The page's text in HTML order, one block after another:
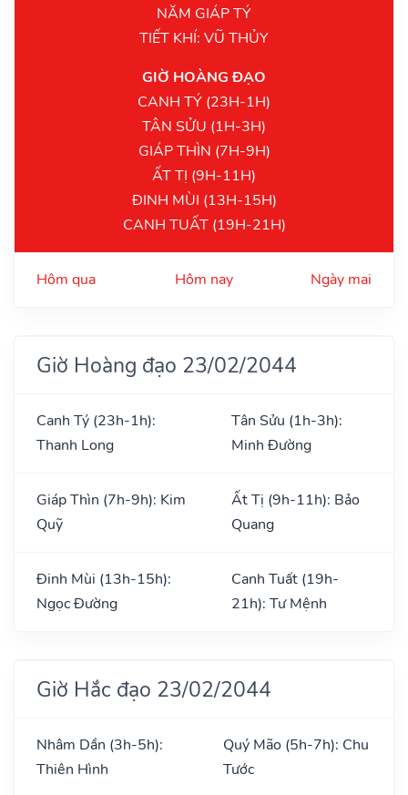
NĂM GIÁP TÝ
TIẾT KHÍ: VŨ THỦY
GIỜ HOÀNG ĐẠO
CANH TÝ (23H-1H)
TÂN SỬU (1H-3H)
GIÁP THÌN (7H-9H)
ẤT TỊ (9H-11H)
ĐINH MÙI (13H-15H)
CANH TUẤT (19H-21H)
Hôm qua Hôm nay Ngày mai
Giờ Hoàng đạo 23/02/2044
Canh Tý (23h-1h):
Thanh Long
Tân Sửu (1h-3h):
Minh Đường
Giáp Thìn (7h-9h): Kim
Quỹ
Ất Tị (9h-11h): Bảo
Quang
Đinh Mùi (13h-15h):
Ngọc Đường
Canh Tuất (19h-
21h): Tư Mệnh
Giờ Hắc đạo 23/02/2044
Nhâm Dần (3h-5h):
Thiên Hình
Quý Mão (5h-7h): Chu
Tước